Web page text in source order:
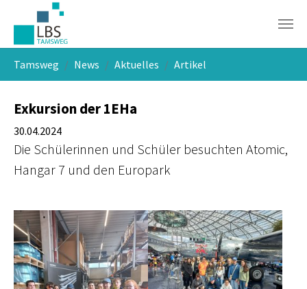
Skip to main navigation
Skip to main content
Skip to page footer
Tamsweg News Aktuelles Artikel
Exkursion der 1EHa
30.04.2024
Die Schülerinnen und Schüler besuchten Atomic,
Hangar 7 und den Europark
Show larger version Show larger version